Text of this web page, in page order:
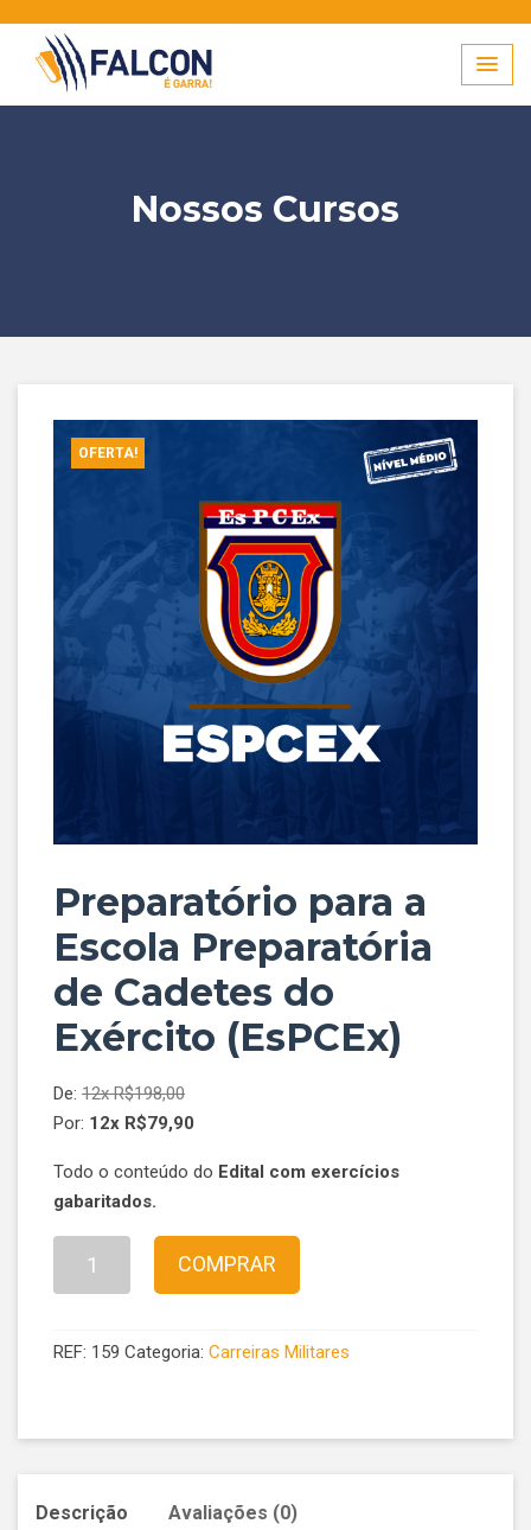
content
Nossos Cursos
OFERTA!
Preparatório para a
Escola Preparatória
de Cadetes do
Exército (EsPCEx)
De: 12xR$198,00
Por: 12x R$79,90
Todo o conteúdo do Edital com exercícios
gabaritados.
(EsPCEx)
COMPRAR
REF: 159 Categoria: Carreiras Militares
Descrição Avaliações (0)